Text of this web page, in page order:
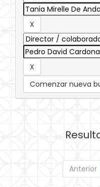
Comenzar nueva
Anterior